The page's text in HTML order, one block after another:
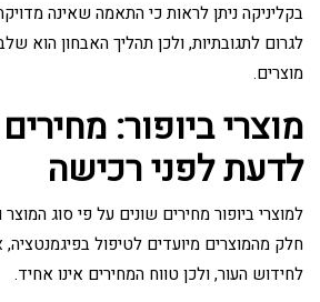
בקליניקה ניתן לראות כי התאמה שאינה
לגרום לתגובתיות, ולכן תהליך האבחון הוא
מוצרים.
מוצרי ביופור:
לדעת לפני רכישה
למוצרי ביופור מחירים שונים על פי סוג
חלק מהמוצרים מיועדים לטיפול
לחידוש העור, ולכן טווח המחירים אינו אחיד.